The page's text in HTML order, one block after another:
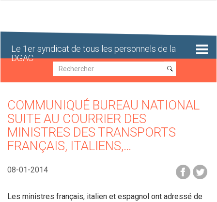
Le 1er syndicat de tous les personnels de la
DGAC
Recherche
Recherche
COMMUNIQUÉ BUREAU NATIONAL
SUITE AU COURRIER DES
MINISTRES DES TRANSPORTS
FRANÇAIS, ITALIENS,…
08-01-2014
Les ministres français, italien et espagnol ont adressé de